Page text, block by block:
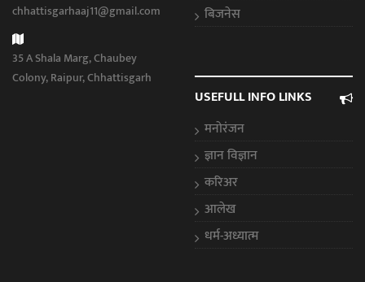
chhattisgarhaaj11@gmail.com
35 A Shala Marg, Chaubey
Colony, Raipur, Chhattisgarh
बिजनेस
USEFULL INFO LINKS
मनोरंजन
ज्ञान विज्ञान
करिअर
आलेख
धर्म-अध्यात्म